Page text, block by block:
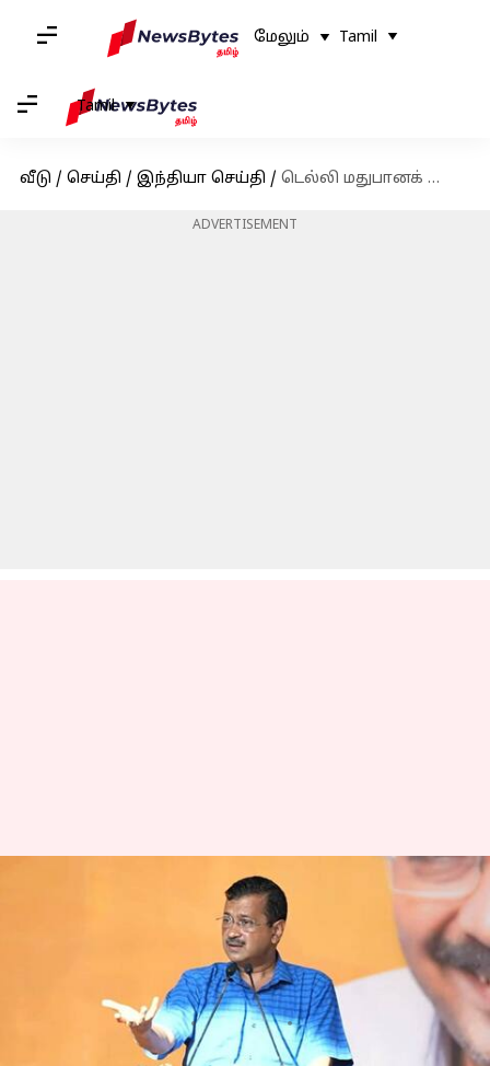
மேலும் Tamil
Tamil
வீடு / செய்தி / இந்தியா செய்தி / டெல்லி மதுபானக் கொள்கை வழக்கு: அரவிந்த் கெஜ்ரிவாலுக்கு சிபிஐ சம்மன்
ADVERTISEMENT
டெல்லி மதுபானக்
கொள்கை வழக்கு:
அரவிந்த் கெஜ்ரிவாலுக்கு
சிபிஐ சம்மன்
Sindhuja SM Apr 14, 2023 06:08 pm